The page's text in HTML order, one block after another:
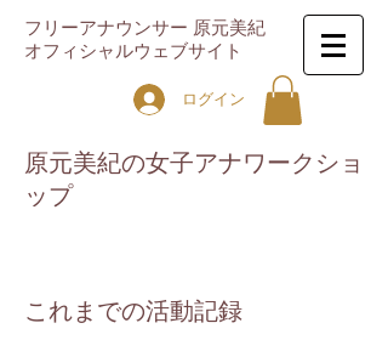
フリーアナウンサー 原元美紀
オフィシャルウェブサイト
ログイン
原元美紀の女子アナワークショ
ップ
これまでの活動記録